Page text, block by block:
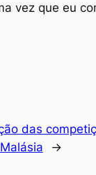
vez que eu
das
→